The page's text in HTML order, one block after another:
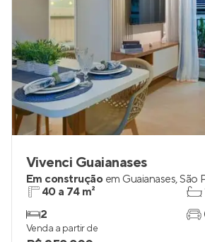
Vivenci Guaianases
Em construção em Guaianases,São
40 a 74 m²
2
Venda a partir de